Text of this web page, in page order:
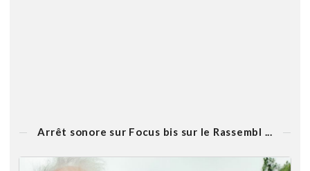
Arrêt sonore sur Focus bis sur le Rassembl ...